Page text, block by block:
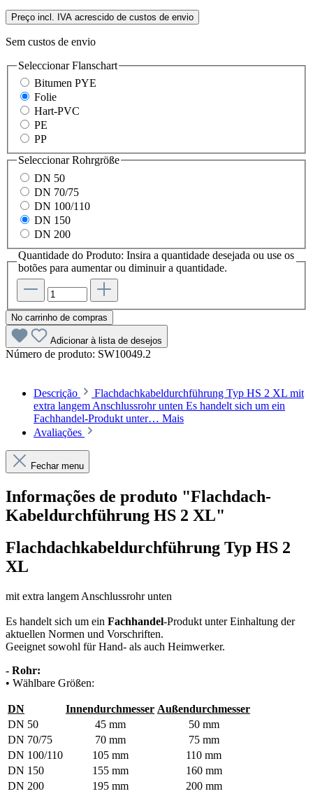
Preço incl. IVA acrescido de custos de envio
Sem custos de envio
SeleccionarFlanschart
Bitumen PYE
Folie
Hart-PVC
PE
PP
SeleccionarRohrgröße
DN 50
DN 70/75
DN 100/110
DN 150
DN 200
Quantidade do Produto: Insira a quantidade desejada ou use os
botões para aumentar ou diminuir a quantidade.
No carrinho de compras
Adicionar à lista de desejos
Número de produto: SW10049.2
Descrição
Flachdachkabeldurchführung Typ HS 2 XL mit
extra langem Anschlussrohr unten Es handelt sich um ein
Fachhandel-Produkt unter… Mais
Avaliações
Fechar menu
Informações de produto "Flachdach-
Kabeldurchführung HS 2 XL"
Flachdachkabeldurchführung Typ HS 2
XL
mit extra langem Anschlussrohr unten
Es handelt sich um ein Fachhandel-Produkt unter Einhaltung der
aktuellen Normen und Vorschriften.
Geeignet sowohl für Hand- als auch Heimwerker.
- Rohr:
• Wählbare Größen:
DN Innendurchmesser Außendurchmesser
DN 50
45 mm
50 mm
DN 70/75
70 mm
75 mm
DN 100/110
105 mm
110 mm
DN 150
155 mm
160 mm
DN 200
195 mm 200 mm